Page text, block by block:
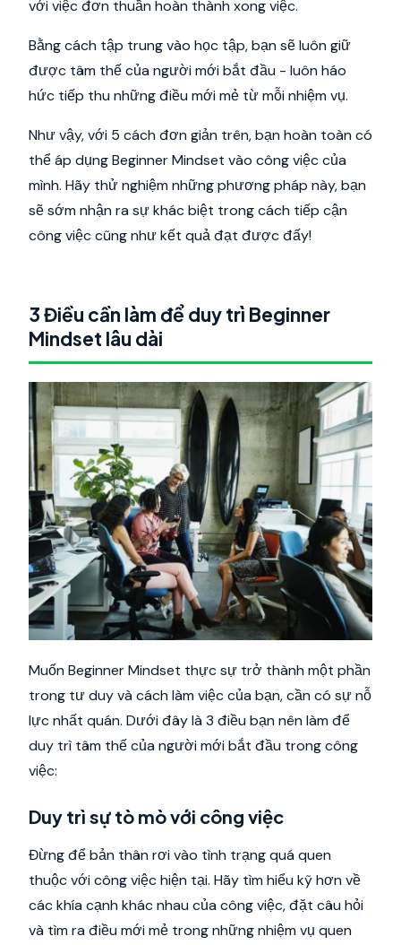
với việc đơn thuần hoàn thành xong việc.
Bằng cách tập trung vào học tập, bạn sẽ luôn giữ
được tâm thế của người mới bắt đầu - luôn háo
hức tiếp thu những điều mới mẻ từ mỗi nhiệm vụ.
Như vậy, với 5 cách đơn giản trên, bạn hoàn toàn có
thể áp dụng Beginner Mindset vào công việc của
mình. Hãy thử nghiệm những phương pháp này, bạn
sẽ sớm nhận ra sự khác biệt trong cách tiếp cận
công việc cũng như kết quả đạt được đấy!
3 Điều cần làm để duy trì Beginner
Mindset lâu dài
Muốn Beginner Mindset thực sự trở thành một phần
trong tư duy và cách làm việc của bạn, cần có sự nỗ
lực nhất quán. Dưới đây là 3 điều bạn nên làm để
duy trì tâm thế của người mới bắt đầu trong công
việc:
Duy trì sự tò mò với công việc
Đừng để bản thân rơi vào tình trạng quá quen
thuộc với công việc hiện tại. Hãy tìm hiểu kỹ hơn về
các khía cạnh khác nhau của công việc, đặt câu hỏi
và tìm ra điều mới mẻ trong những nhiệm vụ quen